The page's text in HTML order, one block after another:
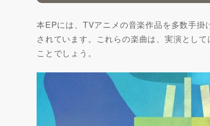
本EPには、TVアニメの音楽作品を多数手
されています。これらの楽曲は、実演とし
ことでしょう。